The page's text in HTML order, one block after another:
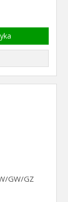
GW/GZ